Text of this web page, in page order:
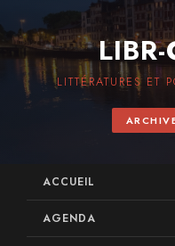
LITTÉRATURES ET
ACCUEIL
AGENDA